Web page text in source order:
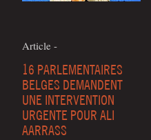
Article -
16 PARLEMENTAIRES
BELGES DEMANDENT
UNE INTERVENTION
URGENTE POUR ALI
AARRASS